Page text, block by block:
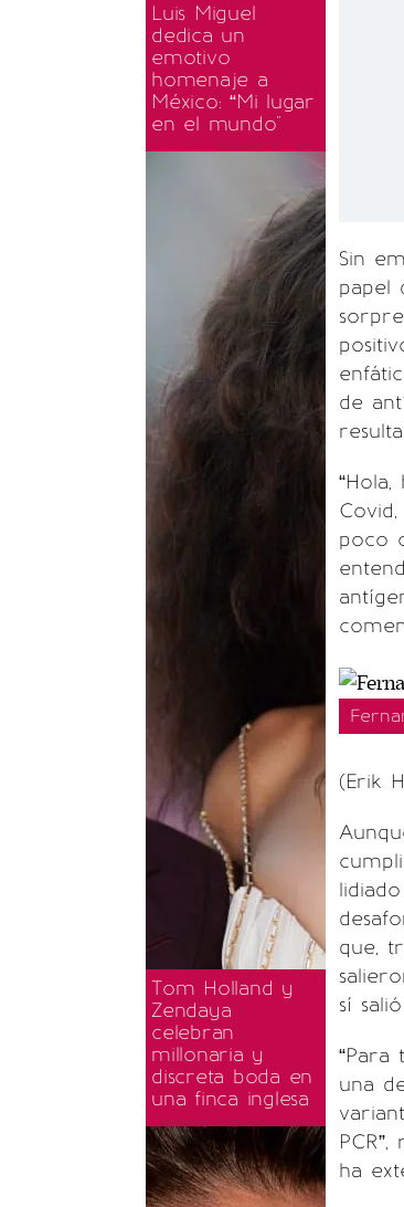
Luis Miguel
dedica un
emotivo
homenaje a
México: “Mi lugar
en el mundo"
Tom Holland y
Zendaya
celebran
millonaria y
discreta boda en
una finca inglesa
Sin
papel
de
poco
(Erik
que,
sí
una
ha